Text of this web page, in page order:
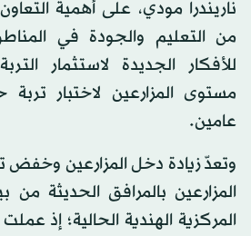
ناريندرا مودي، على أهمية
من التعليم والجودة في
للأفكار الجديدة لاستثمار
مستوى المزارعين لاختبار
عامين.
وتعدّ زيادة دخل المزارعين وخفض
المزارعين بالمرافق الحديثة من
المركزية الهندية الحالية؛ إذ